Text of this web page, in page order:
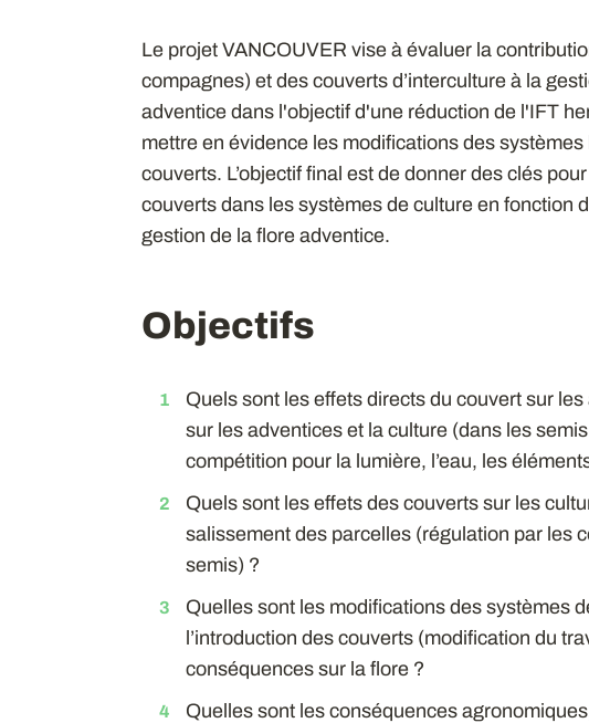
Le projet VANCOUVER vise à évaluer la
compagnes) et des couverts d’interculture à la
adventice dans l'objectif d'une réduction de l'IFT
mettre en évidence les modifications des systèmes
couverts. L’objectif final est de donner des clés
couverts dans les systèmes de culture en fonction
gestion de la flore adventice.
Objectifs
Quels sont les effets directs du couvert sur
sur les adventices et la culture (dans les
compétition pour la lumière, l’eau, les
Quels sont les effets des couverts sur les
salissement des parcelles (régulation par les
semis) ?
Quelles sont les modifications des systèmes
l’introduction des couverts (modification du
conséquences sur la flore ?
Quelles sont les conséquences